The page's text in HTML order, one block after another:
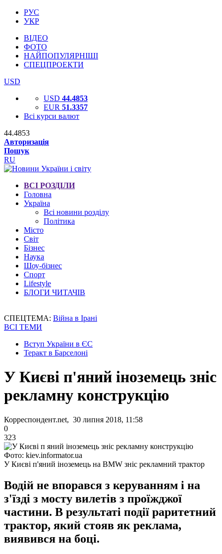
РУС
УКР
ВІДЕО
ФОТО
НАЙПОПУЛЯРНІШІ
СПЕЦПРОЕКТИ
USD
USD 44.4853
EUR 51.3357
Всі курси валют
44.4853
Авторизація
Пошук
RU
ВСІ РОЗДІЛИ
Головна
Україна
Всі новини розділу
Політика
Місто
Світ
Бізнес
Наука
Шоу-бізнес
Спорт
Lifestyle
БЛОГИ ЧИТАЧІВ
СПЕЦТЕМА: Війна в Ірані
ВСІ ТЕМИ
Вступ України в ЄС
Теракт в Барселоні
У Києві п'яний іноземець зніс
рекламну конструкцію
Корреспондент.net, 30 липня 2018, 11:58
0
323
Фото: kiev.informator.ua
У Києві п'яний іноземець на BMW зніс рекламний трактор
Водій не впорався з керуванням і на
з'їзді з мосту вилетів з проїжджої
частини. В результаті події раритетний
трактор, який стояв як реклама,
виявився на боці.